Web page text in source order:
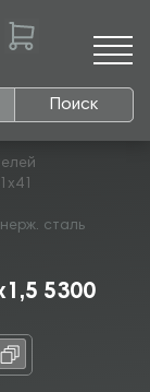
Поиск
сталь
5300